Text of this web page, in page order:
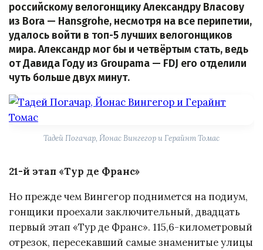
российскому велогонщику Александру Власову
из Bora — Hansgrohe, несмотря на все перипетии,
удалось войти в топ-5 лучших велогонщиков
мира. Александр мог бы и четвёртым стать, ведь
от Давида Году из Groupama — FDJ его отделили
чуть больше двух минут.
Тадей Погачар, Йонас Вингегор и Герайнт Томас
21-й этап «Тур де Франс»
Но прежде чем Вингегор поднимется на подиум,
гонщики проехали заключительный, двадцать
первый этап «Тур де Франс». 115,6-километровый
отрезок, пересекавший самые знаменитые улицы